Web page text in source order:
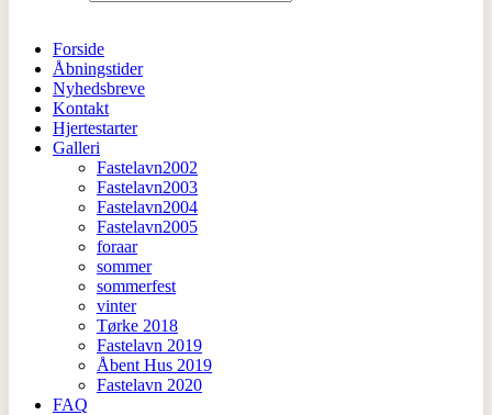
Forside
Åbningstider
Nyhedsbreve
Kontakt
Hjertestarter
Galleri
Fastelavn2002
Fastelavn2003
Fastelavn2004
Fastelavn2005
foraar
sommer
sommerfest
vinter
Tørke 2018
Fastelavn 2019
Åbent Hus 2019
Fastelavn 2020
FAQ